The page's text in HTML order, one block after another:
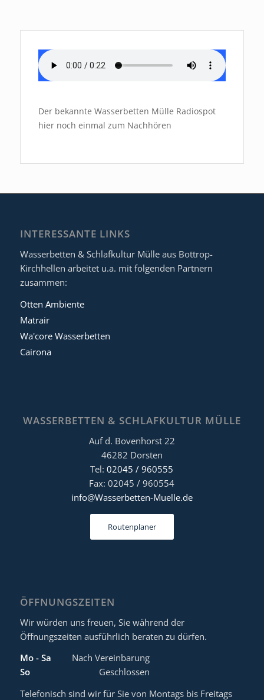
Der bekannte Wasserbetten Mülle Radiospot
hier noch einmal zum Nachhören
INTERESSANTE LINKS
Wasserbetten & Schlafkultur Mülle aus Bottrop-
Kirchhellen arbeitet u.a. mit folgenden Partnern
zusammen:
Otten Ambiente
Matrair
Wa'core Wasserbetten
Cairona
WASSERBETTEN & SCHLAFKULTUR MÜLLE
Auf d. Bovenhorst 22
46282 Dorsten
Tel:02045 / 960555
Fax: 02045 / 960554
info@Wasserbetten-Muelle.de
Routenplaner
ÖFFNUNGSZEITEN
Wir würden uns freuen, Sie während der
Öffnungszeiten ausführlich beraten zu dürfen.
Mo - Sa
Nach Vereinbarung
So
Geschlossen
Telefonisch sind wir für Sie von Montags bis Freitags